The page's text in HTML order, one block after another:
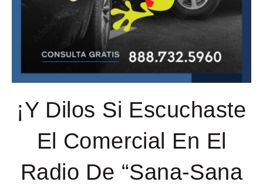
¡Y Dilos Si Escuchaste
El Comercial En El
Radio De “Sana-Sana